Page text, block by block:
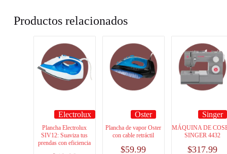
Productos relacionados
Electrolux
Plancha Electrolux
SIV12: Suaviza tus
prendas con eficiencia
Oster
Plancha de vapor Oster
con cable retráctil
$59.99
Singer
MÁQUINA DE
SINGER 4432
$317.99